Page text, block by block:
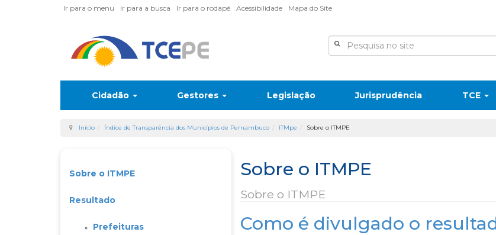
Ir para o menu Ir para a busca Ir para o rodapé Acessibilidade Mapa do Site
Cidadão Gestores Legislação Jurisprudência TCE
Início Índice de Transparência dos Municípios de Pernambuco ITMpe Sobre o ITMPE
Sobre o ITMPE
Resultado
Prefeituras
Sobre o ITMPE
Sobre o ITMPE
Como é divulgado o